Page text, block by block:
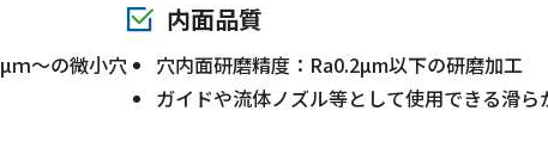
ｍ～の微小穴
内面品質
穴内面研磨精度：Ra0.2µm以下の研磨加工
ガイドや流体ノズル等として使用できる滑